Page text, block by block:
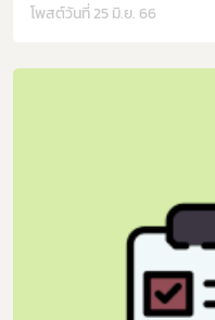
โพสต์วันที่ 25 มิ.ย. 66